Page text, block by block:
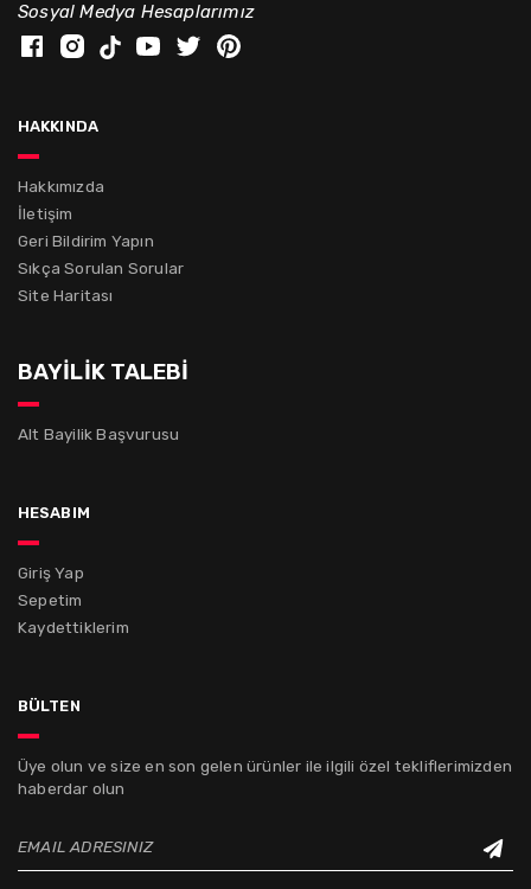
Sosyal Medya Hesaplarımız
hakkında
Hakkımızda
İletişim
Geri Bildirim Yapın
Sıkça Sorulan Sorular
Site Haritası
BAYİLİK TALEBİ
Alt Bayilik Başvurusu
hesabım
Giriş Yap
Sepetim
Kaydettiklerim
bülten
Üye olun ve size en son gelen ürünler ile ilgili özel tekliflerimizden
haberdar olun
EMAIL ADRESINIZ